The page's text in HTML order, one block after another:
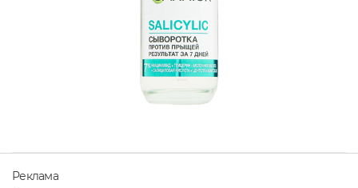
Реклама